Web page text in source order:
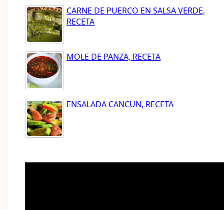
CARNE DE PUERCO EN SALSA VERDE,
RECETA
MOLE DE PANZA, RECETA
ENSALADA CANCUN, RECETA